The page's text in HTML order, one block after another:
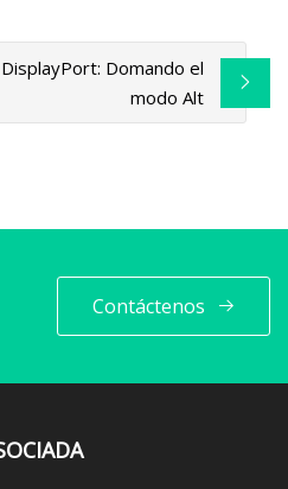
DisplayPort: Domando el
modo Alt
Contáctenos